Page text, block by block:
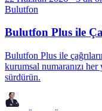
Bulutfon
Bulutfon Plus ile
Bulutfon Plus ile
kurumsal numaranızı
sürdürün.